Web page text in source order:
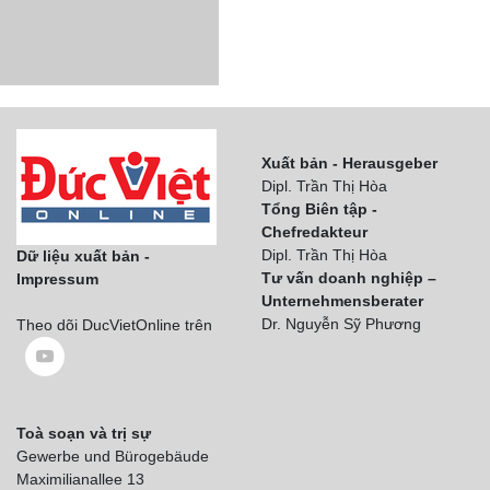
Dữ liệu xuất bản -
Impressum
Theo dõi DucVietOnline trên
Xuất bản - Herausgeber
Dipl. Trần Thị Hòa
Tổng Biên tập -
Chefredakteur
Dipl. Trần Thị Hòa
Tư vấn doanh nghiệp –
Unternehmensberater
Dr. Nguyễn Sỹ Phương
Toà soạn và trị sự
Gewerbe und Bürogebäude
Maximilianallee 13